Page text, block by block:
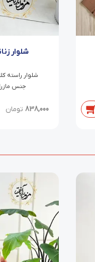
شلوار
جنس مازراتی
838,000 تومان